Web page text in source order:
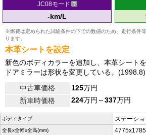
JC08モード
-km/L
※燃費は定められた試験条件の下での数値のため、走行条件
ります。
本革シートを設定
新色のボディカラーを追加し、本革シート
ドアミラーは形状を変更している。(1998.8)
中古車価格
125万円
新車時価格
224万円～337万円
ボディタイプ ステーシ
全長x全幅x全高(mm)